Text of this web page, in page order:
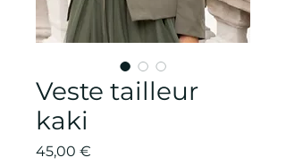
Veste tailleur
kaki
45,00 €